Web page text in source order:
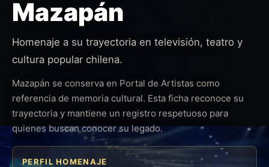
Mazapán
Homenaje a su trayectoria en televisión, teatro y
cultura popular chilena.
Mazapán se conserva en Portal de Artistas como
referencia de memoria cultural. Esta ficha reconoce su
trayectoria y mantiene un registro respetuoso para
quienes buscan conocer su legado.
PERFIL HOMENAJE